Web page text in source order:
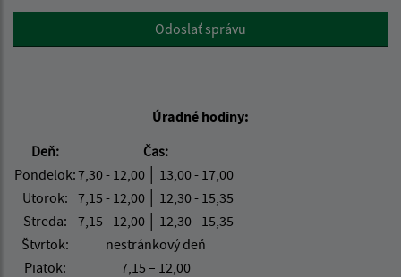
Google reCaptcha ResponseOdoslať správu
Úradné hodiny:
Deň:
Čas:
Pondelok:7,30 - 12,00 │ 13,00 - 17,00
Utorok: 7,15 - 12,00 │ 12,30 - 15,35
Streda:
7,15 - 12,00 │ 12,30 - 15,35
Štvrtok:
nestránkový deň
Piatok:
7,15 – 12,00